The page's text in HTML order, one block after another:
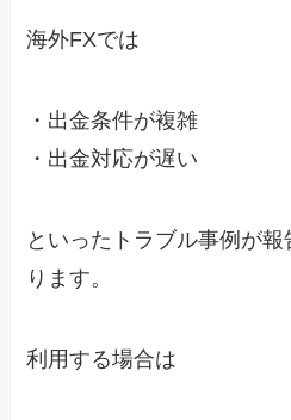
海外FXでは
・出金条件が複雑
・出金対応が遅い
といったトラブル事例が
ります。
利用する場合は